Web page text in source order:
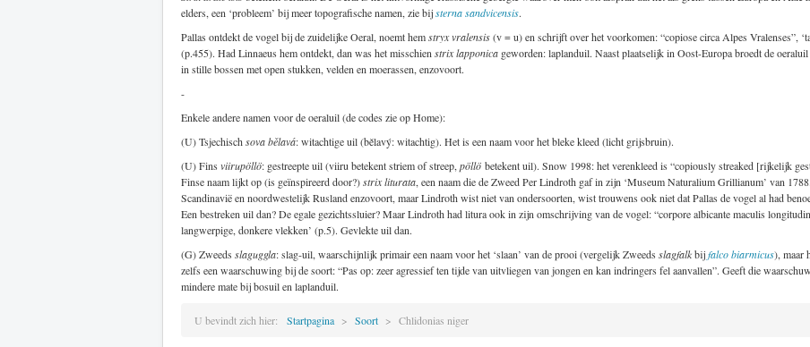
elders, een ‘probleem’ bij meer topografische namen, zie bijsterna sandvicensis.
Pallas ontdekt de vogel bij de zuidelijke Oeral, noemt hemstryx vralensis(v = u) en schrijft over het voorkomen: “copiose circa Alpes Vralenses”,
(p.455). Had Linnaeus hem ontdekt, dan was het misschien strix lapponica geworden: laplanduil. Naast plaatselijk in Oost-Europa broedt de
in stille bossen met open stukken, velden en moerassen, enzovoort.
-
Enkele andere namen voor de oeraluil (de codes zie op Home):
(U) Tsjechisch sova bělavá: witachtige uil (bělavý: witachtig). Het is een naam voor het bleke kleed (licht grijsbruin).
(U) Fins viirupöllö: gestreepte uil (viiru betekent striem of streep, pöllö betekent uil). Snow 1998: het verenkleed is “copiously streaked [rijkelijk
Finse naam lijkt op (is geïnspireerd door?)strix liturata, een naam die de Zweed Per Lindroth gaf in zijn ‘Museum Naturalium Grillianum’ van
Scandinavië en noordwestelijk Rusland enzovoort, maar Lindroth wist niet van ondersoorten, wist trouwens ook niet dat Pallas de vogel al had
Een bestreken uil dan? De egale gezichtssluier? Maar Lindroth had litura ook in zijn omschrijving van de vogel: “corpore albicante maculis
langwerpige, donkere vlekken’ (p.5). Gevlekte uil dan.
(G) Zweeds slaguggla: slag-uil, waarschijnlijk primair een naam voor het ‘slaan’ van de prooi (vergelijk Zweeds slagfalkbijfalco biarmicus), maar
zelfs een waarschuwing bij de soort: “Pas op: zeer agressief ten tijde van uitvliegen van jongen en kan indringers fel aanvallen”. Geeft die
mindere mate bij bosuil en laplanduil.
U bevindt zich hier: Startpagina Soort Chlidonias niger